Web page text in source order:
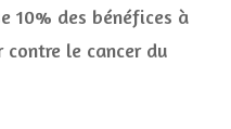
10% des bénéfices à
le cancer du